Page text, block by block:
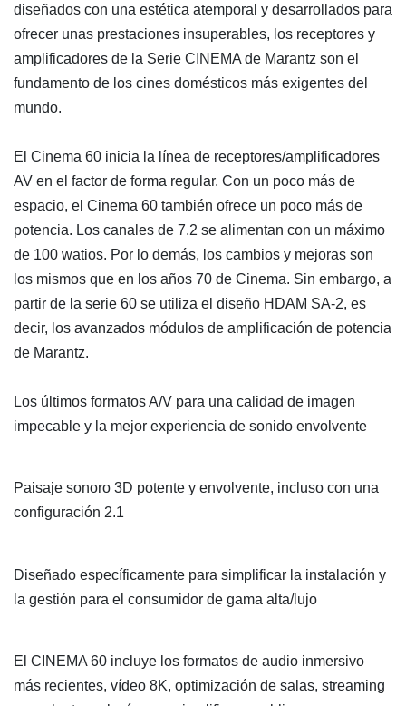
diseñados con una estética atemporal y desarrollados para
ofrecer unas prestaciones insuperables, los receptores y
amplificadores de la Serie CINEMA de Marantz son el
fundamento de los cines domésticos más exigentes del
mundo.
El Cinema 60 inicia la línea de receptores/amplificadores
AV en el factor de forma regular. Con un poco más de
espacio, el Cinema 60 también ofrece un poco más de
potencia. Los canales de 7.2 se alimentan con un máximo
de 100 watios. Por lo demás, los cambios y mejoras son
los mismos que en los años 70 de Cinema. Sin embargo, a
partir de la serie 60 se utiliza el diseño HDAM SA-2, es
decir, los avanzados módulos de amplificación de potencia
de Marantz.
Los últimos formatos A/V para una calidad de imagen
impecable y la mejor experiencia de sonido envolvente
Paisaje sonoro 3D potente y envolvente, incluso con una
configuración 2.1
Diseñado específicamente para simplificar la instalación y
la gestión para el consumidor de gama alta/lujo
El CINEMA 60 incluye los formatos de audio inmersivo
más recientes, vídeo 8K, optimización de salas, streaming